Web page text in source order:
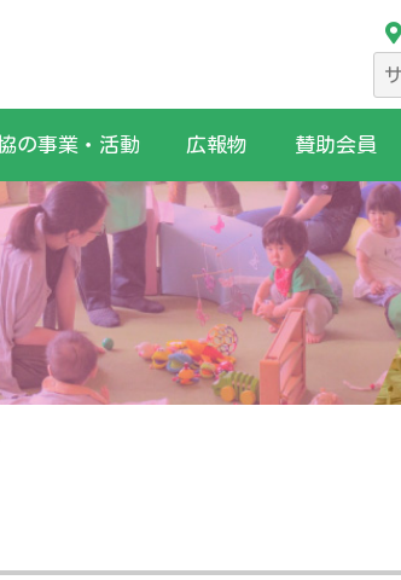
検
索:
の事業・活動 広報物 賛助会員